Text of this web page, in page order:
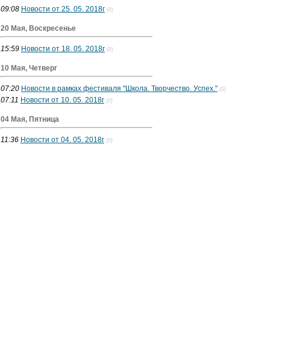
09:08 Новости от 25. 05. 2018г (0)
20 Мая, Воскресенье
15:59 Новости от 18. 05. 2018г (0)
10 Мая, Четверг
07:20 Новости в рамках фестиваля "Школа. Творчество. Успех." (0)
07:11 Новости от 10. 05. 2018г (0)
04 Мая, Пятница
11:36 Новости от 04. 05. 2018г (0)